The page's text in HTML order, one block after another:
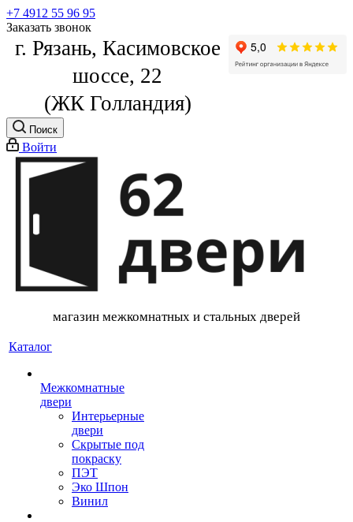
+7 4912 55 96 95
Заказать звонок
г. Рязань, Касимовское
шоссе, 22
(ЖК Голландия)
Поиск
Войти
магазин межкомнатных и стальных дверей
Каталог
Межкомнатные
двери
Интерьерные
двери
Скрытые под
покраску
ПЭТ
Эко Шпон
Винил